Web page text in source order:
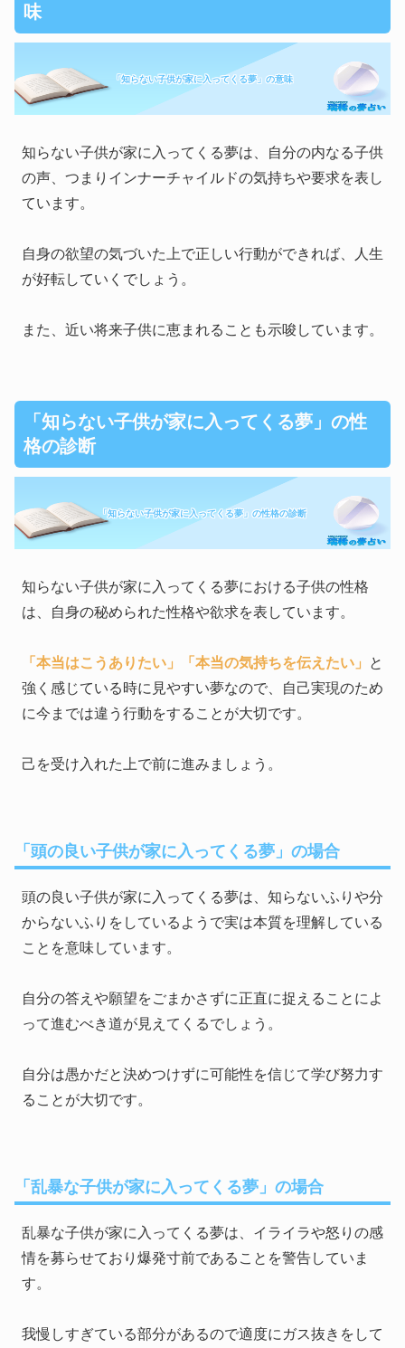
味
「知らない子供が家に入ってくる夢」の意味
知らない子供が家に入ってくる夢は、自分の内なる子供
の声、つまりインナーチャイルドの気持ちや要求を表し
ています。
自身の欲望の気づいた上で正しい行動ができれば、人生
が好転していくでしょう。
また、近い将来子供に恵まれることも示唆しています。
「知らない子供が家に入ってくる夢」の性
格の診断
「知らない子供が家に入ってくる夢」の性格の診断
知らない子供が家に入ってくる夢における子供の性格
は、自身の秘められた性格や欲求を表しています。
「本当はこうありたい」 「本当の気持ちを伝えたい」
と
強く感じている時に見やすい夢なので、自己実現のため
に今までは違う行動をすることが大切です。
己を受け入れた上で前に進みましょう。
「頭の良い子供が家に入ってくる夢」の場合
頭の良い子供が家に入ってくる夢は、知らないふりや分
からないふりをしているようで実は本質を理解している
ことを意味しています。
自分の答えや願望をごまかさずに正直に捉えることによ
って進むべき道が見えてくるでしょう。
自分は愚かだと決めつけずに可能性を信じて学び努力す
ることが大切です。
「乱暴な子供が家に入ってくる夢」の場合
乱暴な子供が家に入ってくる夢は、イライラや怒りの感
情を募らせており爆発寸前であることを警告していま
す。
我慢しすぎている部分があるので適度にガス抜きをして